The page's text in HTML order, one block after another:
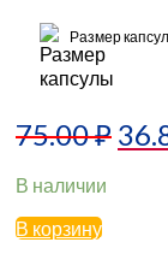
Размер
75.00₽
В наличии
В корзину